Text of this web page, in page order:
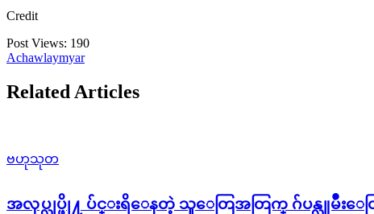
Credit
Post Views: 190
Achawlaymyar
Related Articles
ဗဟုသုတ
အလုပ္လုပ္ဖို႔ ပ်င္းရိေနတဲ့ သူေတြအတြက္ ဂ်ပန္လူမ်ိဳ